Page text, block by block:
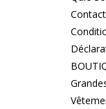
Contact